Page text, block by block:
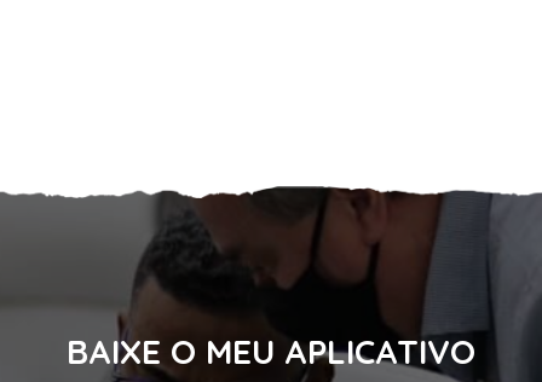
BAIXE O MEU APLICATIVO